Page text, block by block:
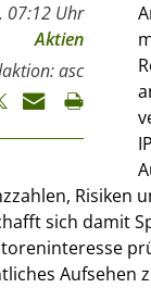
07:12 Uhr
Aktien
asc
Risiken
sich damit
Aufsehen